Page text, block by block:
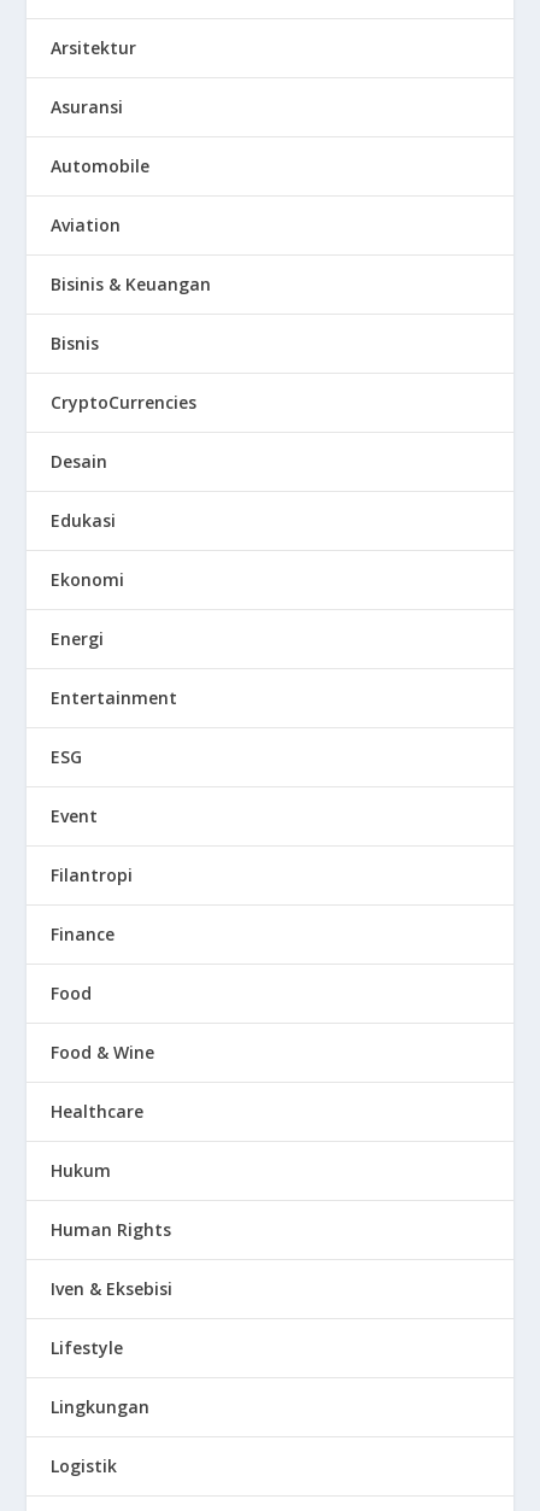
Arsitektur
Asuransi
Automobile
Aviation
Bisinis & Keuangan
Bisnis
CryptoCurrencies
Desain
Edukasi
Ekonomi
Energi
Entertainment
ESG
Event
Filantropi
Finance
Food
Food & Wine
Healthcare
Hukum
Human Rights
Iven & Eksebisi
Lifestyle
Lingkungan
Logistik